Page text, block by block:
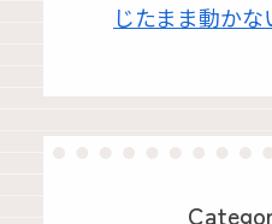
じたまま動か